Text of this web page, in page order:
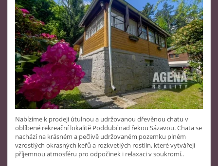
Nabízíme k prodeji útulnou a udržovanou dřevěnou chatu v
oblíbené rekreační lokalitě Poddubí nad řekou Sázavou. Chata se
nachází na krásném a pečlivě udržovaném pozemku plném
vzrostlých okrasných keřů a rozkvetlých rostlin, které vytvářejí
příjemnou atmosféru pro odpočinek i relaxaci v soukromí..